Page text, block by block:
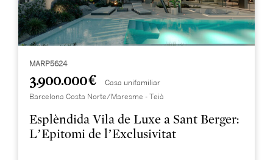
MARP5624
3.900.000 € Casa unifamiliar
Barcelona Costa Norte/Maresme - Teià
Esplèndida Vila de Luxe a Sant Berger:
L’Epitomi de l’Exclusivitat